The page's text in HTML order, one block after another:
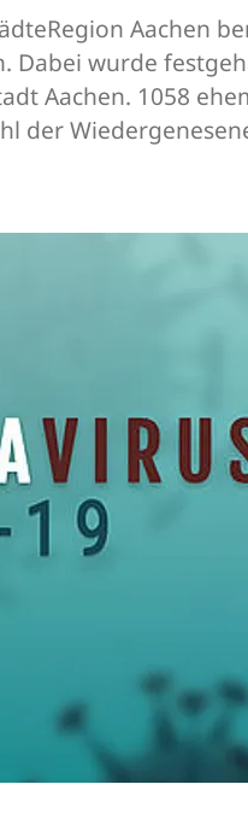
Aachen
Dabei wurde
Aachen. 1058
der